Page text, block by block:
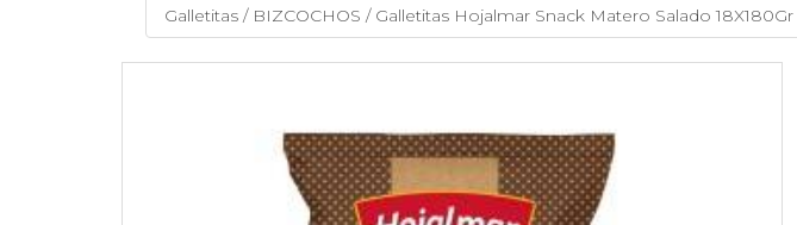
Galletitas / BIZCOCHOS / Galletitas Hojalmar Snack Matero Salado 18X180Gr